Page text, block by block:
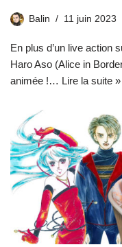
Balin 11 juin 2023
En plus d’un live action
Haro Aso (Alice in
animée !… Lire la suite »